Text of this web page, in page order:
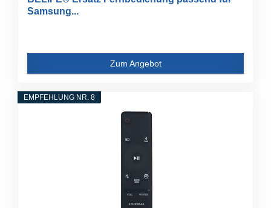
Samsung...
Zum Angebot
EMPFEHLUNG NR. 8